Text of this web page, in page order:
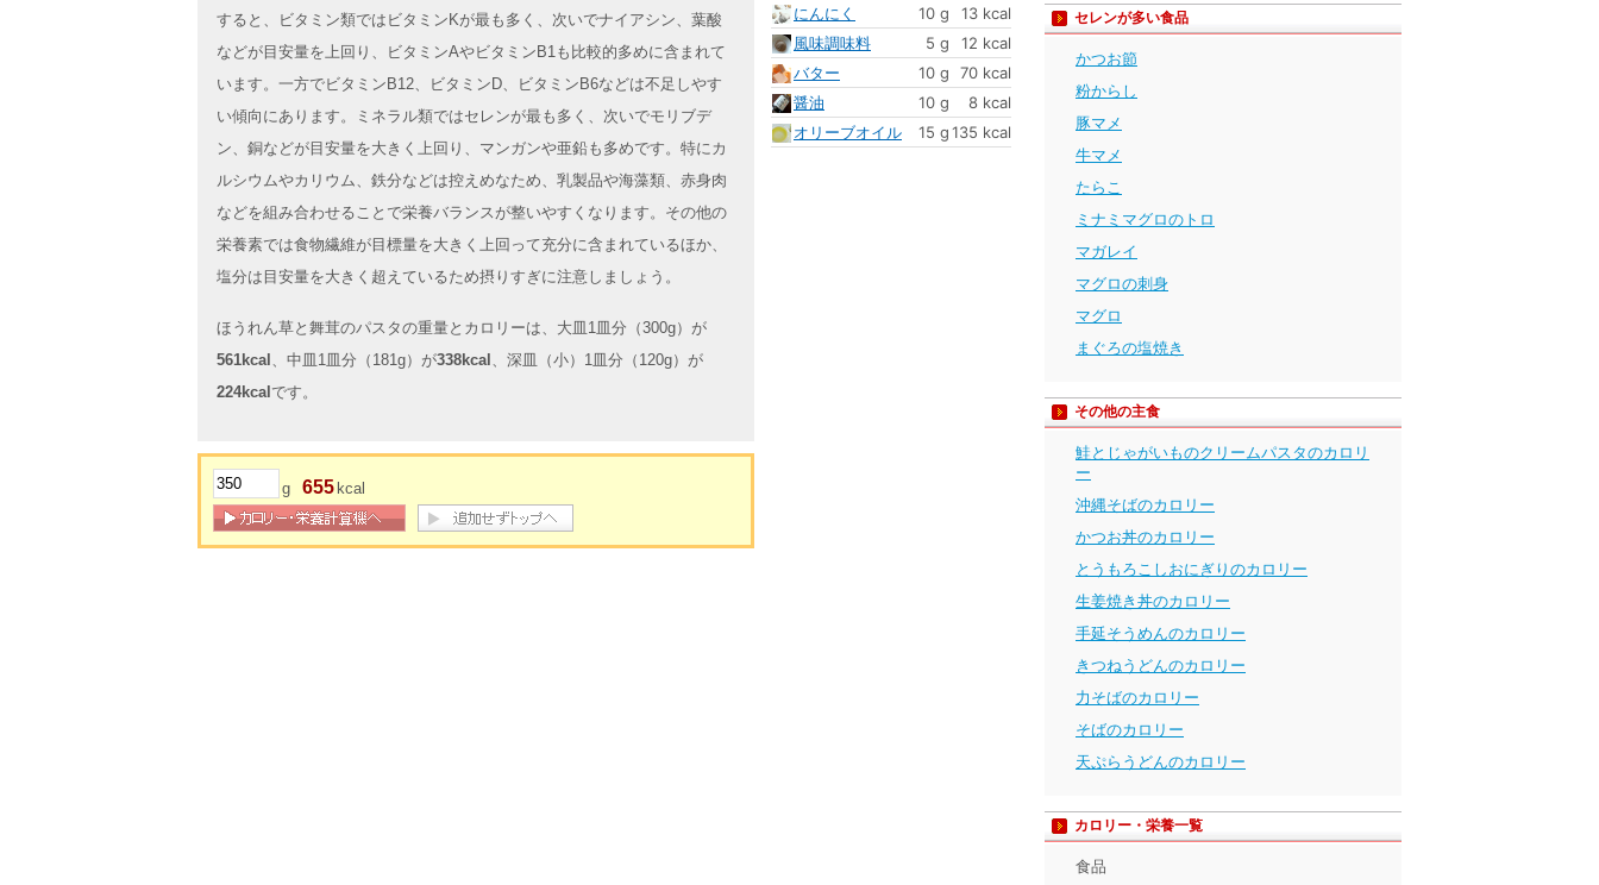
すると、ビタミン類ではビタミンKが最も多く、次いでナイアシン、葉酸
などが目安量を上回り、ビタミンAやビタミンB1も比較的多めに含まれて
います。一方でビタミンB12、ビタミンD、ビタミンB6などは不足しやす
い傾向にあります。ミネラル類ではセレンが最も多く、次いでモリブデ
ン、銅などが目安量を大きく上回り、マンガンや亜鉛も多めです。特にカ
ルシウムやカリウム、鉄分などは控えめなため、乳製品や海藻類、赤身肉
などを組み合わせることで栄養バランスが整いやすくなります。その他の
栄養素では食物繊維が目標量を大きく上回って充分に含まれているほか、
塩分は目安量を大きく超えているため摂りすぎに注意しましょう。
ほうれん草と舞茸のパスタの重量とカロリーは、大皿1皿分（300g）が
561kcal 、中皿1皿分（181g）が338kcal 、深皿（小）1皿分（120g）が
224kcal です。
g 655 kcal
にんにく
10 g
13 kcal
風味調味料
5 g
12 kcal
バター
10 g
70 kcal
醤油
10 g
8 kcal
オリーブオイル
15 g135 kcal
セレンが多い食品
かつお節
粉からし
豚マメ
牛マメ
たらこ
ミナミマグロのトロ
マガレイ
マグロの刺身
マグロ
まぐろの塩焼き
その他の主食
鮭とじゃがいものクリームパスタのカロリ
ー
沖縄そばのカロリー
かつお丼のカロリー
とうもろこしおにぎりのカロリー
生姜焼き丼のカロリー
手延そうめんのカロリー
きつねうどんのカロリー
力そばのカロリー
そばのカロリー
天ぷらうどんのカロリー
カロリー・栄養一覧
食品